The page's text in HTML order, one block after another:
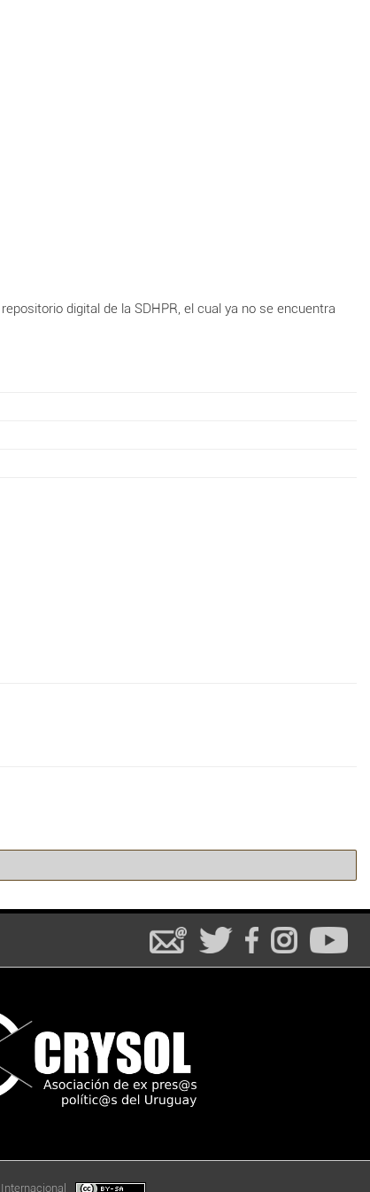
digital de la SDHPR, el cual ya no se encuentra